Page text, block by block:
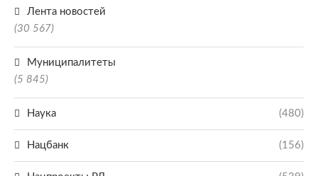
Лента новостей
(30 567)
Муниципалитеты
(5 845)
Наука (480)
Нацбанк (156)